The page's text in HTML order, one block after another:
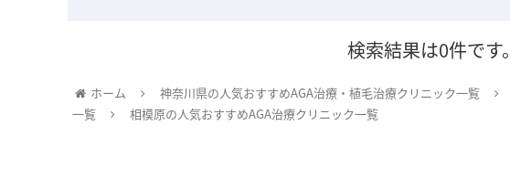
検索結果は0件です。
ホーム 神奈川県の人気おすすめAGA治療・植毛治療クリニック一覧
一覧
相模原の人気おすすめAGA治療クリニック一覧